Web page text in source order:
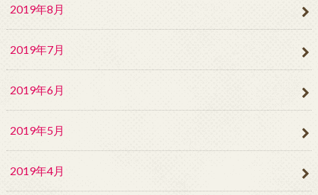
2019年8月
2019年7月
2019年6月
2019年5月
2019年4月